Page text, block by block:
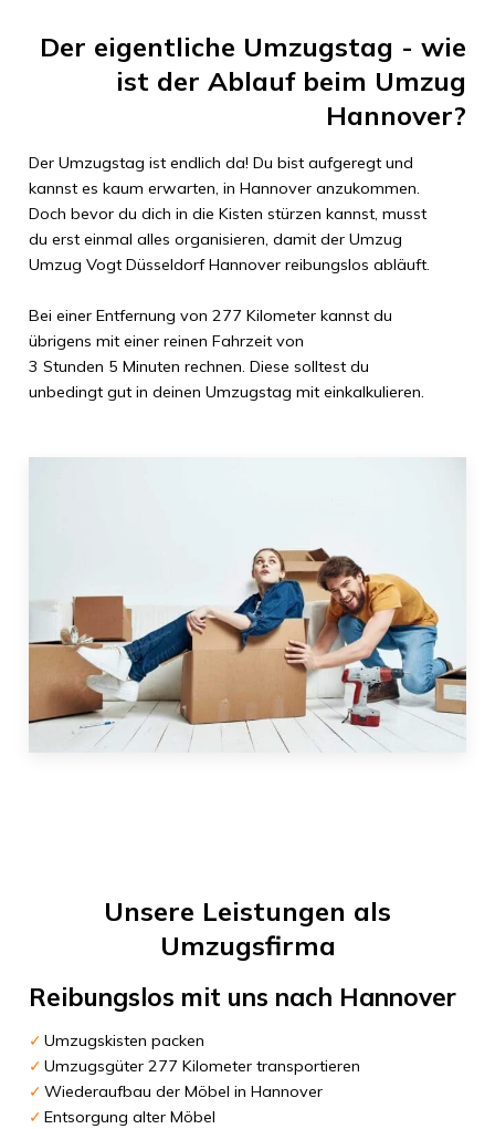
Der eigentliche Umzugstag - wie
ist der Ablauf beim Umzug
Hannover?
Der Umzugstag ist endlich da! Du bist aufgeregt und
kannst es kaum erwarten, in Hannoveranzukommen.
Doch bevor du dich in die Kisten stürzen kannst, musst
du erst einmal alles organisieren, damit der Umzug
Umzug Vogt Düsseldorf Hannoverreibungslos abläuft.
Bei einer Entfernung von 277 Kilometerkannst du
übrigens mit einer reinen Fahrzeit von
3 Stunden 5 Minuten rechnen. Diese solltest du
unbedingt gut in deinen Umzugstag mit einkalkulieren.
Unsere Leistungen als
Umzugsfirma
Reibungslos mit uns nach Hannover
Umzugskisten packen
Umzugsgüter 277 Kilometer transportieren
Wiederaufbau der Möbel in Hannover
Entsorgung alter Möbel